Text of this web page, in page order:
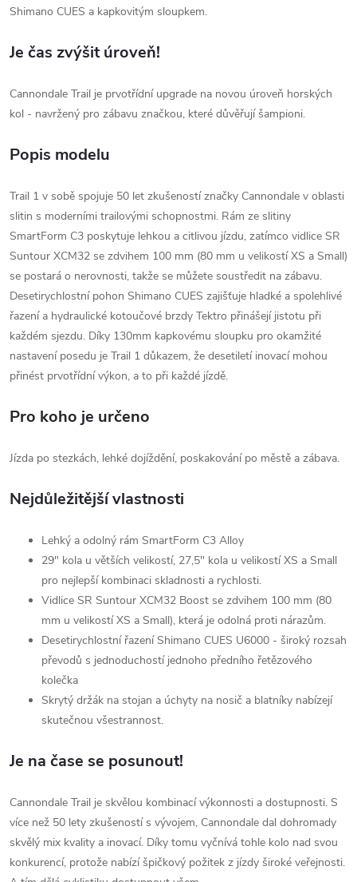
Shimano CUES a kapkovitým sloupkem.
Je čas zvýšit úroveň!
Cannondale Trail je prvotřídní upgrade na novou úroveň horských
kol - navržený pro zábavu značkou, které důvěřují šampioni.
Popis modelu
Trail 1 v sobě spojuje 50 let zkušeností značky Cannondale v oblasti
slitin s moderními trailovými schopnostmi. Rám ze slitiny
SmartForm C3 poskytuje lehkou a citlivou jízdu, zatímco vidlice SR
Suntour XCM32 se zdvihem 100 mm (80 mm u velikostí XS a Small)
se postará o nerovnosti, takže se můžete soustředit na zábavu.
Desetirychlostní pohon Shimano CUES zajišťuje hladké a spolehlivé
řazení a hydraulické kotoučové brzdy Tektro přinášejí jistotu při
každém sjezdu. Díky 130mm kapkovému sloupku pro okamžité
nastavení posedu je Trail 1 důkazem, že desetiletí inovací mohou
přinést prvotřídní výkon, a to při každé jízdě.
Pro koho je určeno
Jízda po stezkách, lehké dojíždění, poskakování po městě a zábava.
Nejdůležitější vlastnosti
Lehký a odolný rám SmartForm C3 Alloy
29" kola u větších velikostí, 27,5" kola u velikostí XS a Small
pro nejlepší kombinaci skladnosti a rychlosti.
Vidlice SR Suntour XCM32 Boost se zdvihem 100 mm (80
mm u velikostí XS a Small), která je odolná proti nárazům.
Desetirychlostní řazení Shimano CUES U6000 - široký rozsah
převodů s jednoduchostí jednoho předního řetězového
kolečka
Skrytý držák na stojan a úchyty na nosič a blatníky nabízejí
skutečnou všestrannost.
Je na čase se posunout!
Cannondale Trail je skvělou kombinací výkonnosti a dostupnosti. S
více než 50 lety zkušeností s vývojem, Cannondale dal dohromady
skvělý mix kvality a inovací. Díky tomu vyčnívá tohle kolo nad svou
konkurencí, protože nabízí špičkový požitek z jízdy široké veřejnosti.